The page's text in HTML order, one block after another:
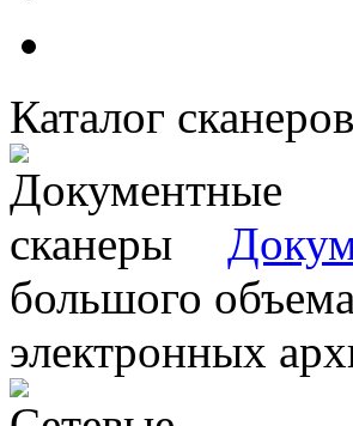
Каталог сканеров
большого
электронных